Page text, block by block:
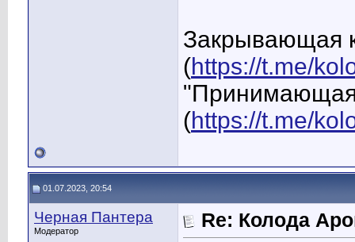
Закрывающая
(https://t.me/
(https://t.me/
01.07.2023, 20:54
Черная Пантера
Модератор
Re: Колода